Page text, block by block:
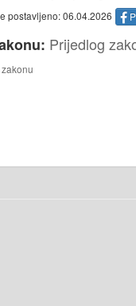
postavljeno: 06.04.2026
Prijedlog